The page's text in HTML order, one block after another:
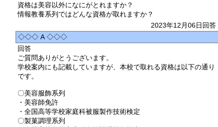
資格は美容以外になにがとれますか？
情報教養系列ではどんな資格が取れますか？
2023年12月06日回答
◇◇◇ A ◇◇◇
回答
ご質問ありがとうございます。
学校案内にも記載していますが、本校で取れる資格は以下の通り
です。
〇美容服飾系列
・美容師免許
・全国高等学校家庭科被服製作技術検定
〇製菓調理系列